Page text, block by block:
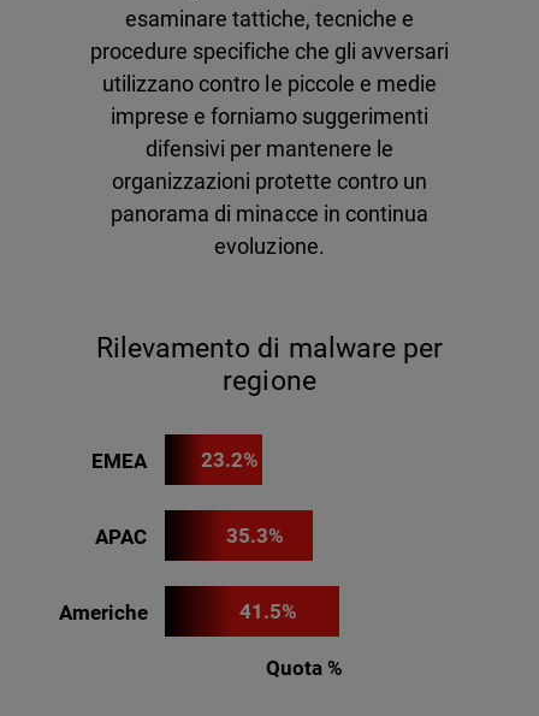
esaminare tattiche, tecniche e
procedure specifiche che gli avversari
utilizzano contro le piccole e medie
imprese e forniamo suggerimenti
difensivi per mantenere le
organizzazioni protette contro un
panorama di minacce in continua
evoluzione.
Rilevamento di malware per
regione
EMEA 23.2%
APAC 35.3%
Americhe 41.5%
Quota %